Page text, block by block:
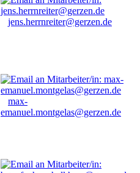
jens.herrnreiter@gerzen.de
max-
emanuel.montgelas@gerzen.de